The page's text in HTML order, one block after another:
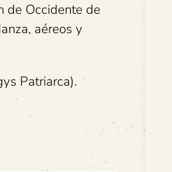
de Occidente de
aéreos y
Patriarca).